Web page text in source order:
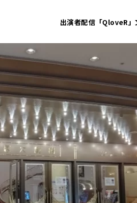
出演者配信「QloveR」